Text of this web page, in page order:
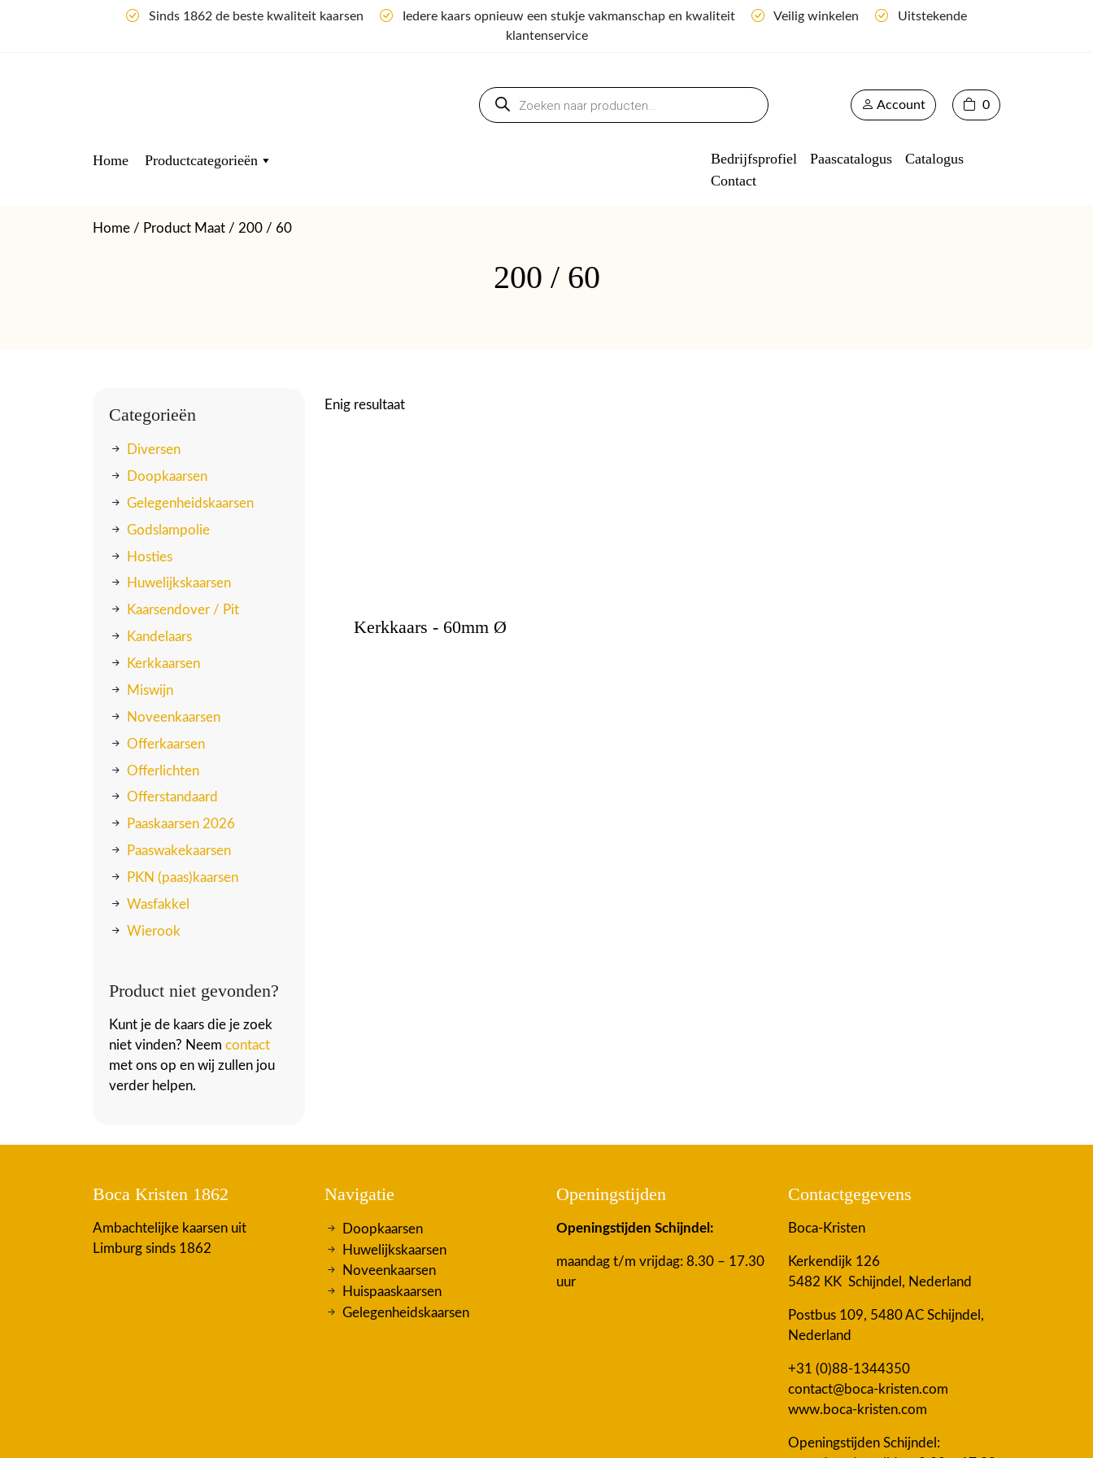
Sinds 1862 de beste kwaliteit kaarsen Iedere kaars opnieuw een stukje vakmanschap en kwaliteit Veilig winkelen
Uitstekende
klantenservice
Producten
zoeken
Account 0
Home Productcategorieën Bedrijfsprofiel Paascatalogus
Catalogus
Contact
Home / Product Maat / 200 / 60
200 / 60
Categorieën
Diversen
Doopkaarsen
Gelegenheidskaarsen
Godslampolie
Hosties
Huwelijkskaarsen
Kaarsendover / Pit
Kandelaars
Kerkkaarsen
Miswijn
Noveenkaarsen
Offerkaarsen
Offerlichten
Offerstandaard
Paaskaarsen 2026
Paaswakekaarsen
PKN (paas)kaarsen
Wasfakkel
Wierook
Product niet gevonden?
Kunt je de kaars die je zoek
niet vinden? Neem contact
met ons op en wij zullen jou
verder helpen.
Enig resultaat
Kerkkaars - 60mm Ø
Boca Kristen 1862
Ambachtelijke kaarsen uit
Limburg sinds 1862
Navigatie
Doopkaarsen
Huwelijkskaarsen
Noveenkaarsen
Huispaaskaarsen
Gelegenheidskaarsen
Openingstijden
Openingstijden Schijndel:
maandag t/m vrijdag: 8.30 – 17.30
uur
Contactgegevens
Boca-Kristen
Kerkendijk 126
5482 KK Schijndel, Nederland
Postbus 109, 5480 AC Schijndel,
Nederland
+31 (0)88-1344350
contact@boca-kristen.com
www.boca-kristen.com
Openingstijden Schijndel: